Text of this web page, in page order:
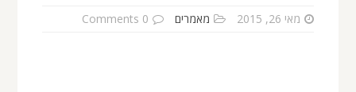
מאי 26, 2015 מאמרים 0 Comments